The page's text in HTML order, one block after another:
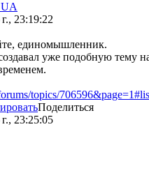
23:19:22
единомышленник.
уже подобную тему
topics/
Поделиться
23:25:05